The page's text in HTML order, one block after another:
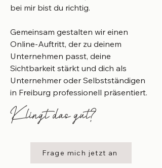
bei mir bist du richtig.
Gemeinsam gestalten wir einen
Online-Auftritt, der zu deinem
Unternehmen passt, deine
Sichtbarkeit stärkt und dich als
Unternehmer oder Selbstständigen
in Freiburg professionell präsentiert.
Klingt das gut?
Frage mich jetzt an